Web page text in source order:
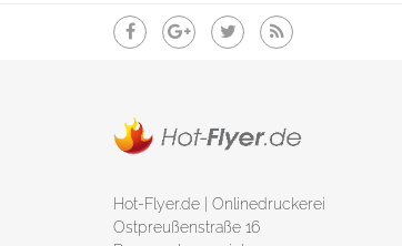
Hot-Flyer.de | Onlinedruckerei
Ostpreußenstraße 16